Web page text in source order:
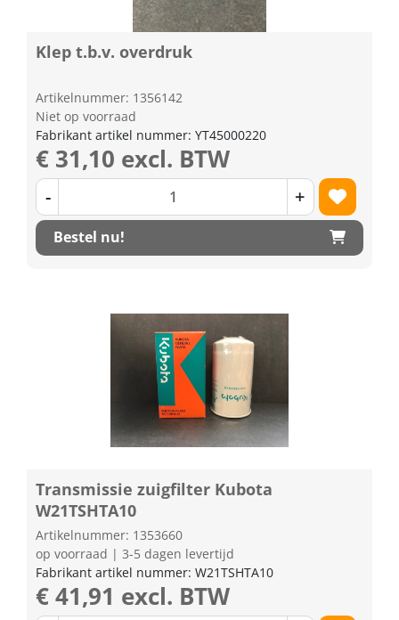
Klep t.b.v. overdruk
Artikelnummer: 1356142
Niet op voorraad
Fabrikant artikel nummer: YT45000220
€ 31,10 excl. BTW
- +
Bestel nu!
Transmissie zuigfilter Kubota
W21TSHTA10
Artikelnummer: 1353660
op voorraad | 3-5 dagen levertijd
Fabrikant artikel nummer: W21TSHTA10
€ 41,91 excl. BTW